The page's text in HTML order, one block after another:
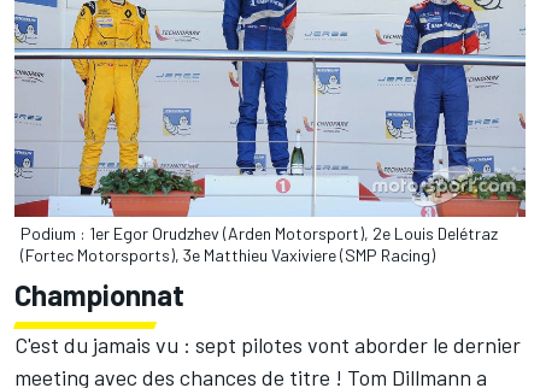
Podium : 1er Egor Orudzhev (Arden Motorsport), 2e Louis Delétraz
(Fortec Motorsports), 3e Matthieu Vaxiviere (SMP Racing)
Championnat
C'est du jamais vu : sept pilotes vont aborder le dernier
meeting avec des chances de titre ! Tom Dillmann a